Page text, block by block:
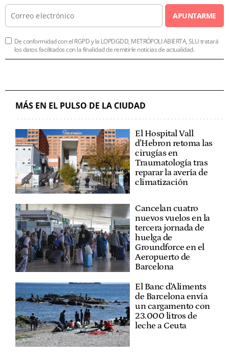
APUNTARME
De conformidad con el RGPD y la LOPDGDD, METRÓPOLI ABIERTA, SLU tratará
los datos facilitados con la finalidad de remitirle noticias de actualidad.
MÁS EN EL PULSO DE LA CIUDAD
El Hospital Vall
d'Hebron retoma las
cirugías en
Traumatología tras
reparar la avería de
climatización
Cancelan cuatro
nuevos vuelos en la
tercera jornada de
huelga de
Groundforce en el
Aeropuerto de
Barcelona
El Banc d'Aliments
de Barcelona envía
un cargamento con
23.000 litros de
leche a Ceuta